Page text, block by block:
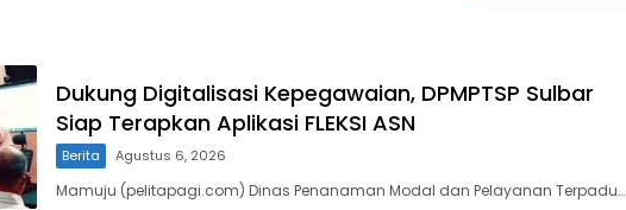
Dukung Digitalisasi Kepegawaian, DPMPTSP Sulbar
Siap Terapkan Aplikasi FLEKSI ASN
Berita Agustus 6, 2026
Mamuju (pelitapagi.com) Dinas Penanaman Modal dan Pelayanan Terpadu…